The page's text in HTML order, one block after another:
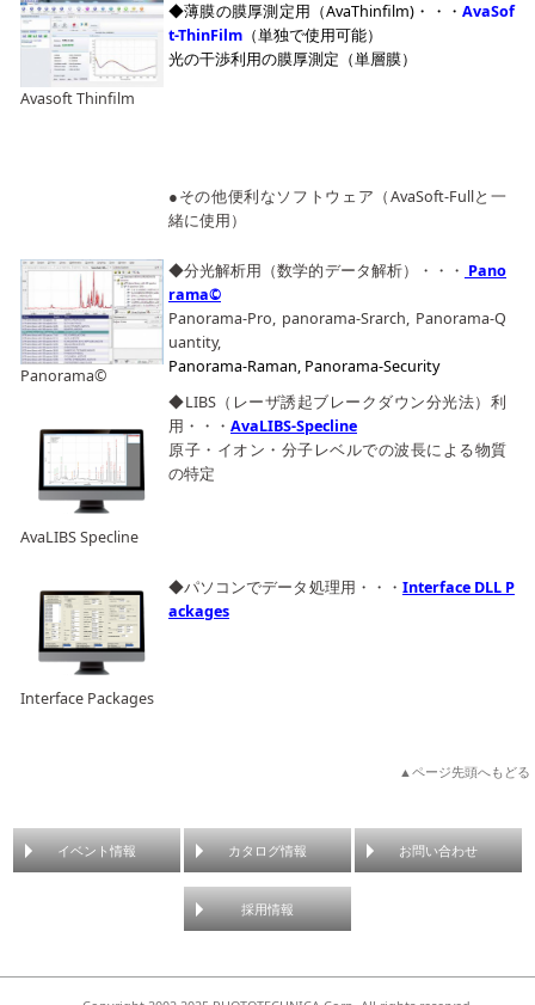
Avasoft Thinfilm
◆薄膜の膜厚測定用（AvaThinfilm)・・・ AvaSof
t-ThinFilm （単独で使用可能）
光の干渉利用の膜厚測定（単層膜）
●その他便利なソフトウェア（AvaSoft-Fullと一
緒に使用）
Panorama©
◆分光解析用（数学的データ解析）・・・ Pano
rama©
Panorama-Pro, panorama-Srarch, Panorama-Q
uantity,
Panorama-Raman, Panorama-Security
AvaLIBS Specline
◆LIBS（レーザ誘起ブレークダウン分光法）利
用・・・ AvaLIBS-Specline
原子・イオン・分子レベルでの波長による物質
の特定
Interface Packages
◆パソコンでデータ処理用・・・ Interface DLL P
ackages
▲ページ先頭へもどる
イベント情報 カタログ情報 お問い合わせ
採用情報